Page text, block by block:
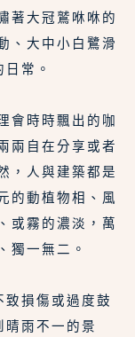
著大冠鷲咻咻的
、大中小白鷺滑
常。
會時時飄出的咖
兩自在分享或者
，人與建築都是
的動植物相、風
或霧的濃淡，萬
獨一無二。
損傷或過度鼓
雨不一的景